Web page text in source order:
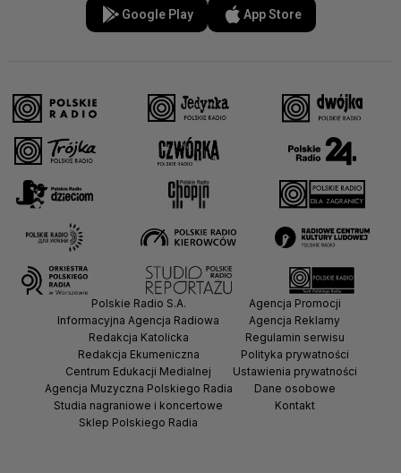
Google Play App Store
Polskie Radio S.A.
Informacyjna Agencja Radiowa
Redakcja Katolicka
Redakcja Ekumeniczna
Centrum Edukacji Medialnej
Agencja Muzyczna Polskiego Radia
Studia nagraniowe i koncertowe
Sklep Polskiego Radia
Agencja Promocji
Agencja Reklamy
Regulamin serwisu
Polityka prywatności
Ustawienia prywatności
Dane osobowe
Kontakt